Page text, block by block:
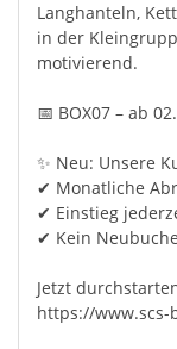
Langhanteln,
in der
motivierend.
📅 BOX07 – ab
✨ Neu: Unsere
✔ Monatliche
✔ Einstieg
✔ Kein
Jetzt
https://www.scs-